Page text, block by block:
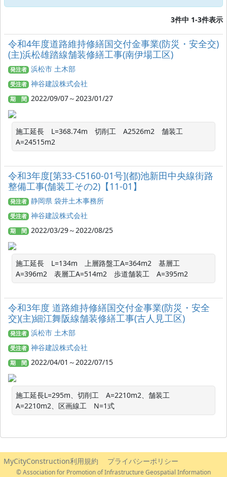
3件中 1-3件表示
令和4年度道路維持修繕国交付金事業(防災・安全交)
(主)浜松雄踏線舗装修繕工事(南伊場工区)
発注者 浜松市 土木部
受注者 神谷建設株式会社
期 間 2022/09/07～2023/01/27
施工延長　L=368.74m　切削工　A2526m2　舗装工
A=24515m2
令和3年度[第33-C5160-01号](都)池新田中央線街路
整備工事(舗装工その2)【11-01】
発注者 静岡県 袋井土木事務所
受注者 神谷建設株式会社
期 間 2022/03/29～2022/08/25
施工延長　L=134m　上層路盤工A=364m2　基層工
A=396m2　表層工A=514m2　歩道舗装工　A=395m2
令和3年度 道路維持修繕国交付金事業(防災・安全
交)(主)細江舞阪線舗装修繕工事(古人見工区)
発注者 浜松市 土木部
受注者 神谷建設株式会社
期 間 2022/04/01～2022/07/15
施工延長L=295m、切削工　A=2210m2、舗装工
A=2210m2、区画線工　N=1式
MyCityConstruction利用規約 プライバシーポリシー
© Association for Promotion of Infrastructure Geospatial Information